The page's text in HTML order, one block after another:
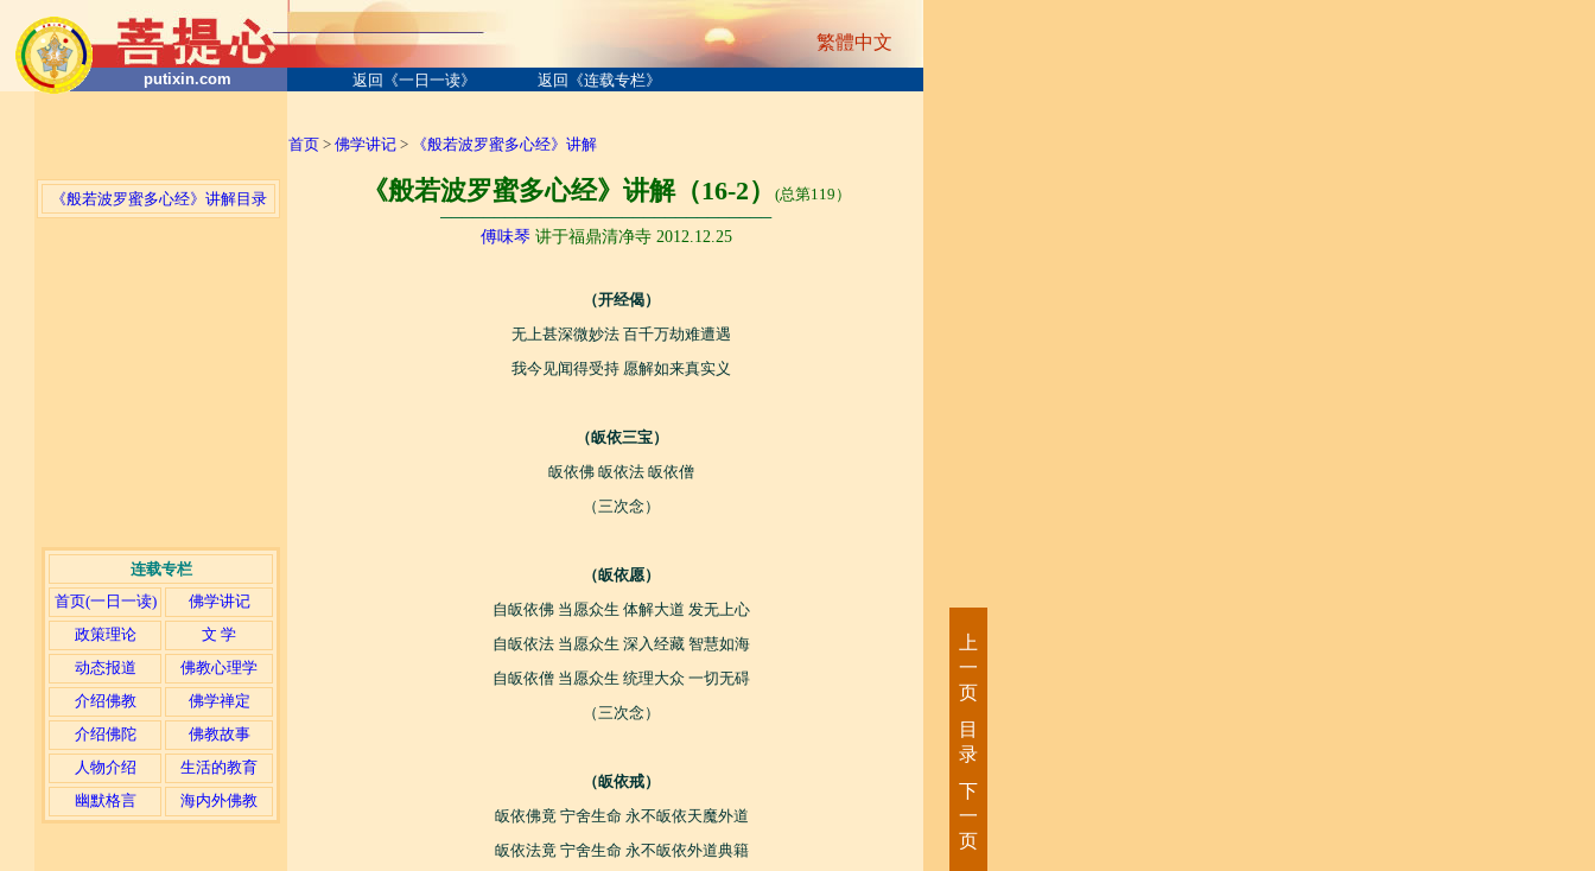
putixin.com 返回《一日一读》 返回《连载专栏》
《般若波罗蜜多心经》讲解目录
连载专栏
首页(一日一读)
佛学讲记
政策理论
文 学
动态报道
佛教心理学
介绍佛教
佛学禅定
介绍佛陀
佛教故事
人物介绍
生活的教育
幽默格言
海内外佛教
首页 > 佛学讲记 > 《般若波罗蜜多心经》讲解
《般若波罗蜜多心经》讲解（16-2）
(总第119）
───────────────────────────────
傅味琴 讲于福鼎清净寺 2012.12.25
（开经偈）
无上甚深微妙法 百千万劫难遭遇
我今见闻得受持 愿解如来真实义
（皈依三宝）
皈依佛 皈依法 皈依僧
（三次念）
（皈依愿）
自皈依佛 当愿众生 体解大道 发无上心
自皈依法 当愿众生 深入经藏 智慧如海
自皈依僧 当愿众生 统理大众 一切无碍
（三次念）
（皈依戒）
皈依佛竟 宁舍生命 永不皈依天魔外道
皈依法竟 宁舍生命 永不皈依外道典籍
繁體中文
上
一
页
目
录
下
一
页